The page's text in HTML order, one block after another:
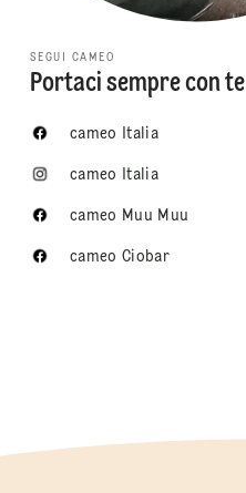
SEGUI CAMEO
Portaci sempre con te
cameo Italia
cameo Italia
cameo Muu Muu
cameo Ciobar